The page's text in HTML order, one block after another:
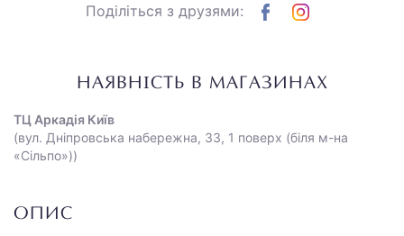
Поділіться з друзями:
НАЯВНІСТЬ В МАГАЗИНАХ
ТЦ Аркадія Київ
(вул. Дніпровська набережна, 33, 1 поверх (біля м-на
«Сільпо»))
ОПИС